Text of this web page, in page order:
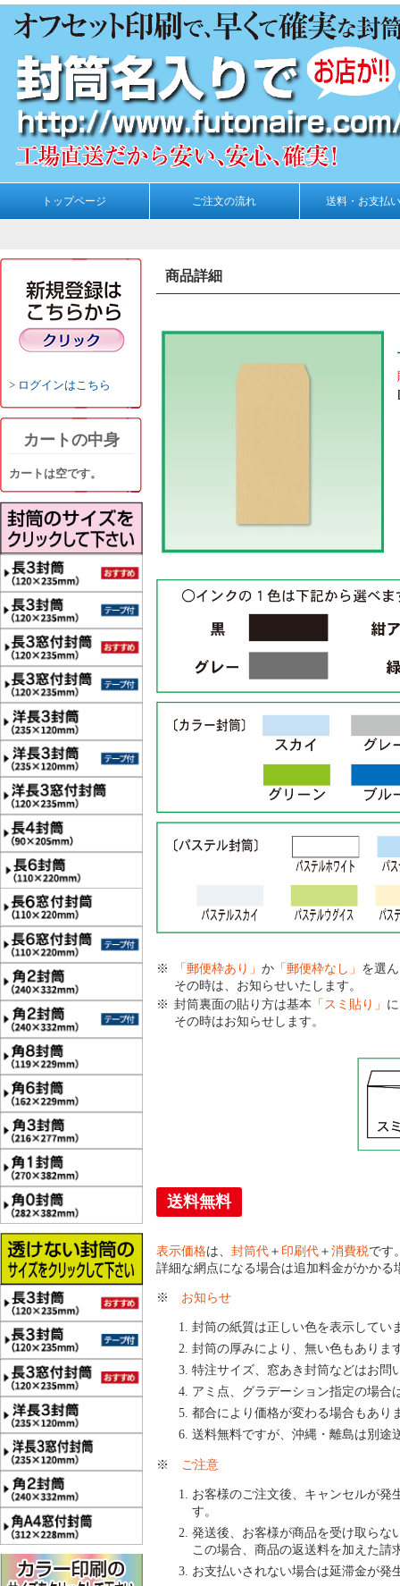
トップページ ご注文の流れ 送料・お支払
ログインはこちら
カートの中身
カートは空です。
商品詳細
「郵便枠あり」 か 「郵便枠なし」 を選
その時は、お知らせいたします。
封筒裏面の貼り方は基本 「スミ貼り」
その時はお知らせします。
送料無料
表示価格は、 封筒代 ＋ 印刷代 ＋ 消費税です
詳細な網点になる場合は追加料金がかかる
※ お知らせ
封筒の紙質は正しい色を表示してい
封筒の厚みにより、無い色もありま
特注サイズ、窓あき封筒などはお問
アミ点、グラデーション指定の場合
都合により価格が変わる場合もあり
送料無料ですが、沖縄・離島は別途
※ ご注意
お客様のご注文後、キャンセルが発
す。
発送後、お客様が商品を受け取らな
この場合、商品の返送料を加えた請
お支払いされない場合は延滞金が発